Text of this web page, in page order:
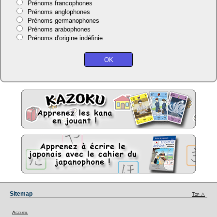
Prénoms francophones
Prénoms anglophones
Prénoms germanophones
Prénoms arabophones
Prénoms d'origine indéfinie
Sitemap Top △
Accueil